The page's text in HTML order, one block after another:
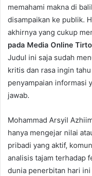
memahami makna di
disampaikan ke publik.
akhirnya yang cukup
pada Media Online
Judul ini saja sudah
kritis dan rasa ingin
penyampaian informasi
jawab.
Mohammad Arsyil
hanya mengejar nilai
pribadi yang aktif,
analisis tajam terhadap
dunia penerbitan hari